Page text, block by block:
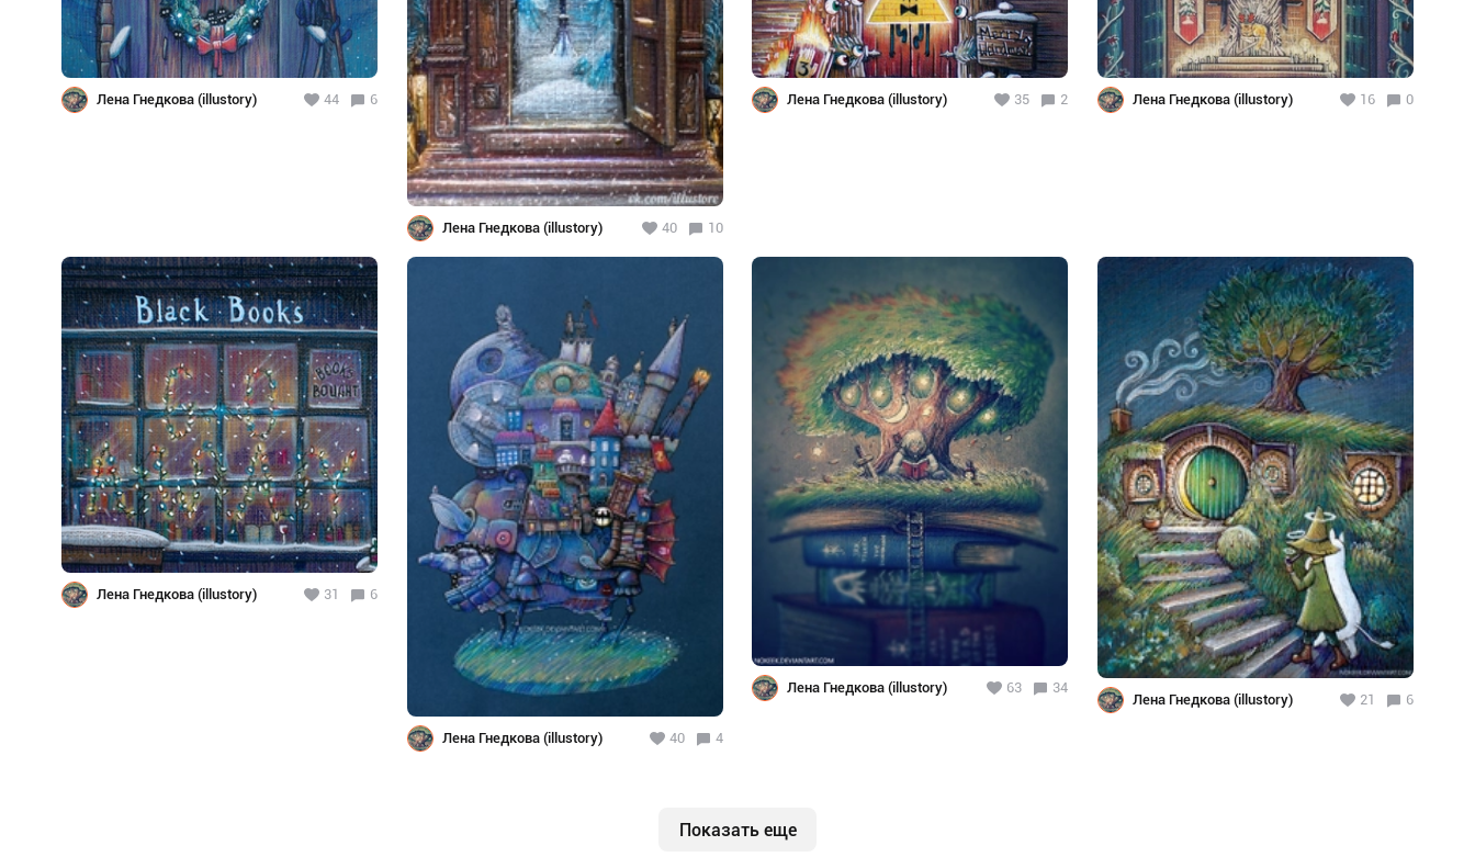
Лена Гнедкова (illustory) 44 6
Лена Гнедкова (illustory) 40 10
Лена Гнедкова (illustory) 35 2 Лена Гнедкова (illustory) 16 0
Лена Гнедкова (illustory) 31 6
Лена Гнедкова (illustory) 40 4
Лена Гнедкова (illustory) 63 34
Лена Гнедкова (illustory) 21 6
Показать еще